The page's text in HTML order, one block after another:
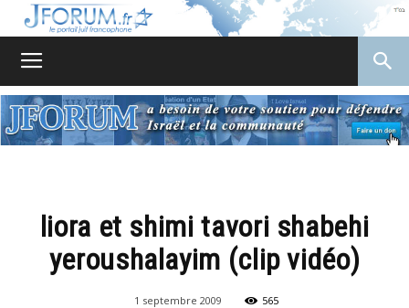
liora et shimi tavori shabehi
yeroushalayim (clip vidéo)
1 septembre 2009 565